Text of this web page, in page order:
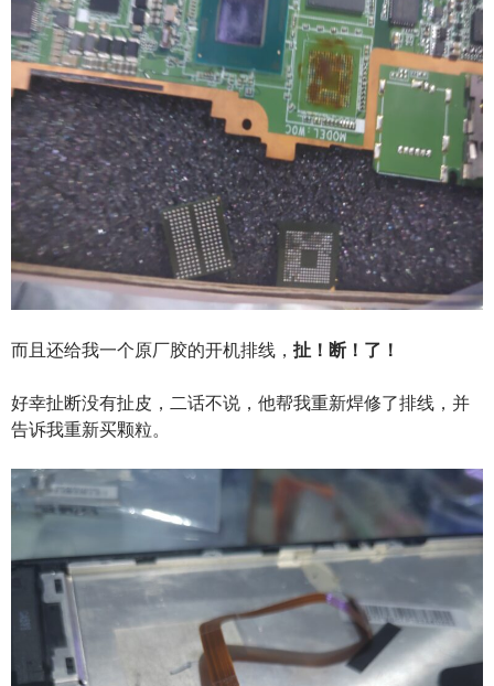
而且还给我一个原厂胶的开机排线， 扯！断！了！
好幸扯断没有扯皮，二话不说，他帮我重新焊修了排线，并
告诉我重新买颗粒。